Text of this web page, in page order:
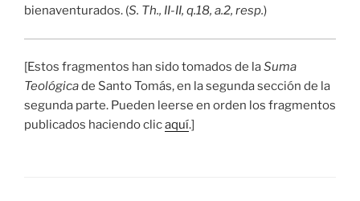
bienaventurados. (S. Th., II-II, q.18, a.2, resp.)
[Estos fragmentos han sido tomados de laSuma
Teológicade Santo Tomás, en la segunda sección de la
segunda parte. Pueden leerse en orden los fragmentos
publicados haciendo clicaquí.]